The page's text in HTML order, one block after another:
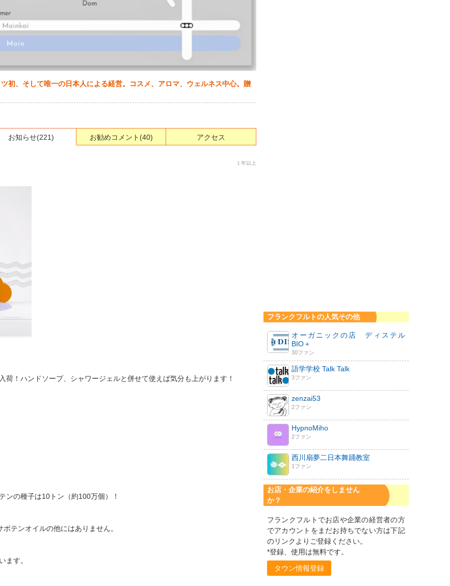
初、そして唯一の日本人による経営。コスメ、アロマ、ウェルネス中心。贈
お知らせ(221) お勧めコメント (40) アクセス
１年以上
荷！ハンドソープ、シャワージェルと併せて使えば気分も上がります！
ンの種子は10トン（約100万個）！
テンオイルの他にはありません。
ます。
フランクフルトの人気その他
オーガニックの店 ディステル
BIO＋
30ファン
語学学校 Talk Talk
3ファン
zenzai53
2ファン
HypnoMiho
2ファン
西川扇夢二日本舞踊教室
1ファン
お店・企業の紹介をしません
か？
フランクフルトでお店や企業の経営者の方
でアカウントをまだお持ちでない方は下記
のリンクよりご登録ください。
*登録、使用は無料です。
タウン情報登録